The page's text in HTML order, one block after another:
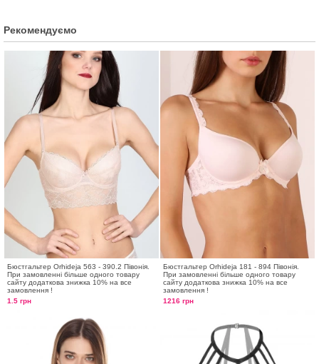
Рекомендуємо
Бюстгальтер Orhideja 563 - 390.2 Півонія.
При замовленні більше одного товару
сайту додаткова знижка 10% на все
замовлення !
1.5 грн
Бюстгальтер Orhideja 181 - 894 Півонія.
При замовленні більше одного товару
сайту додаткова знижка 10% на все
замовлення !
1216 грн